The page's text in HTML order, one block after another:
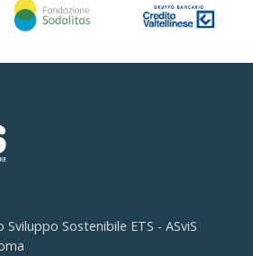
Sostenibile ETS - ASviS